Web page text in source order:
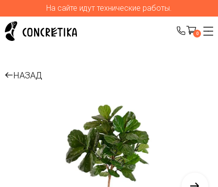
На сайте идут технические работы.
0
НАЗАД